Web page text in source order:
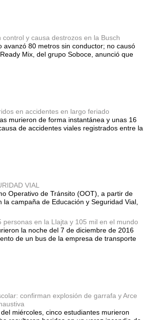
control y causa destrozos en la Busch
avanzó 80 metros sin conductor; no causó
Mix, del grupo Soboce, anunció que
en accidentes en largo feriado
murieron de forma instantánea y unas 16
de accidentes viales registrados entre la
VIAL
Operativo de Tránsito (OOT), a partir de
la campaña de Educación y Seguridad Vial,
personas en la Llajta y 105 mil en el mundo
la noche del 7 de diciembre de 2016
de un bus de la empresa de transporte
confirman explosión de garrafa y Arce
miércoles, cinco estudiantes murieron